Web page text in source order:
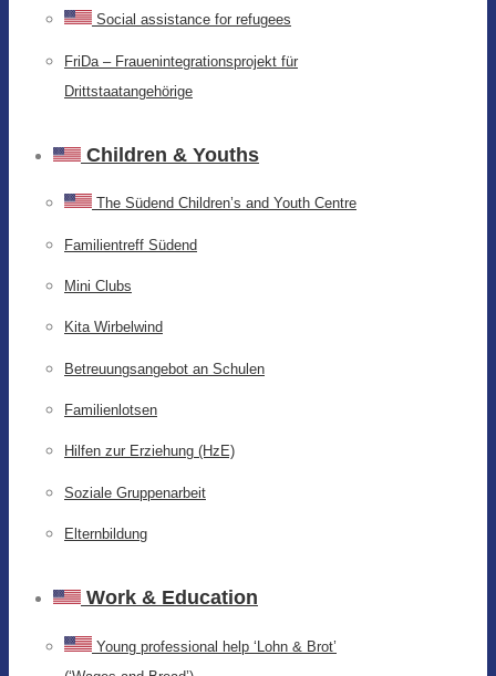
Social assistance for refugees
FriDa – Frauenintegrationsprojekt für
Drittstaatangehörige
Children & Youths
The Südend Children’s and Youth Centre
Familientreff Südend
Mini Clubs
Kita Wirbelwind
Betreuungsangebot an Schulen
Familienlotsen
Hilfen zur Erziehung (HzE)
Soziale Gruppenarbeit
Elternbildung
Work & Education
Young professional help ‘Lohn & Brot’